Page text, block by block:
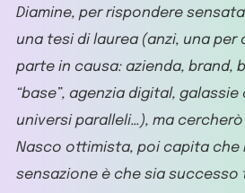
Diamine, per rispondere
una tesi di laurea (anzi, una per
parte in causa: azienda, brand,
“base”, agenzia digital,
universi paralleli…), ma
Nasco ottimista, poi capita che
sensazione è che sia